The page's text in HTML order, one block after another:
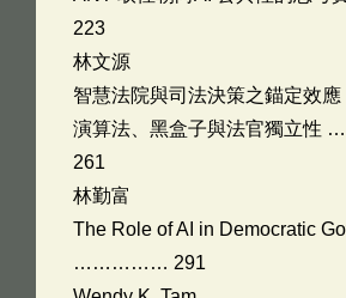
223
林文源
智慧法院與司法決策之錨定效應
演算法、黑盒子與法官獨
261
林勤富
The Role of AI in Democratic
…………… 291